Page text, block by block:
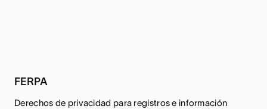
FERPA
Derechos de privacidad para registros e información